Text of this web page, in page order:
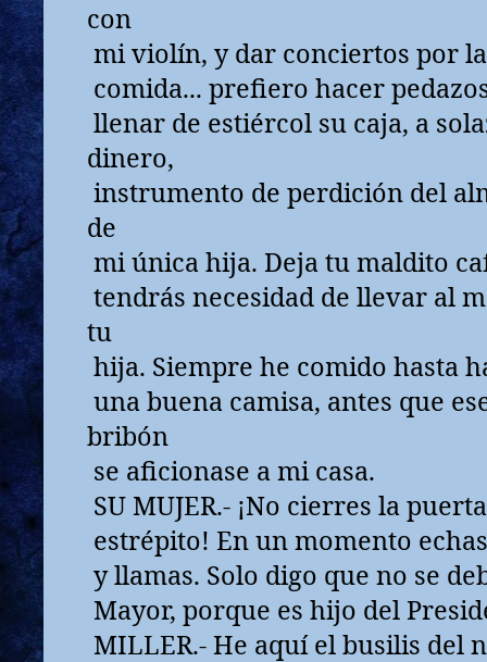
con
mi violín, y dar conciertos por
comida... prefiero hacer
llenar de estiércol su caja, a
dinero,
instrumento de perdición del
de
mi única hija. Deja tu maldito
tendrás necesidad de llevar al
tu
hija. Siempre he comido hasta
una buena camisa, antes que
bribón
se aficionase a mi casa.
SU MUJER.- ¡No cierres la
estrépito! En un momento
y llamas. Solo digo que no se
Mayor, porque es hijo del
MILLER.- He aquí el busilis del